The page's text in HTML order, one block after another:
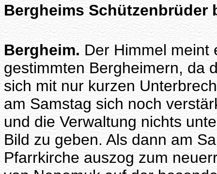
Bergheims Schützenbrüder
Bergheim.Der Himmel meint
gestimmten Bergheimern, da
sich mit nur kurzen
am Samstag sich noch
und die Verwaltung nichts
Bild zu geben. Als dann am
Pfarrkirche auszog zum